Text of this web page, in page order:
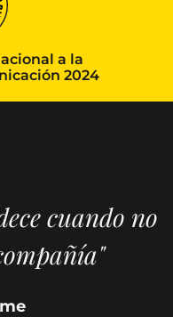
a la
2024
cuando no